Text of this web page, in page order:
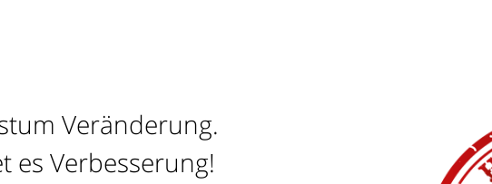
Veränderung.
es Verbesserung!